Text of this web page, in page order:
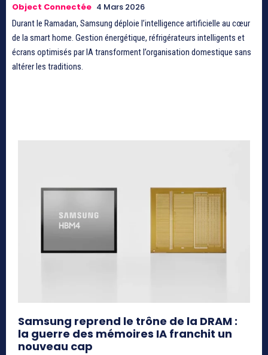
Object Connectée 4 Mars 2026
Durant le Ramadan, Samsung déploie l’intelligence artificielle au cœur
de la smart home. Gestion énergétique, réfrigérateurs intelligents et
écrans optimisés par IA transforment l’organisation domestique sans
altérer les traditions.
Samsung reprend le trône de la DRAM :
la guerre des mémoires IA franchit un
nouveau cap